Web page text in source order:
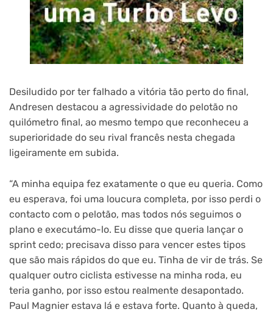
Desiludido por ter falhado a vitória tão perto do final,
Andresen destacou a agressividade do pelotão no
quilómetro final, ao mesmo tempo que reconheceu a
superioridade do seu rival francês nesta chegada
ligeiramente em subida.
“A minha equipa fez exatamente o que eu queria. Como
eu esperava, foi uma loucura completa, por isso perdi o
contacto com o pelotão, mas todos nós seguimos o
plano e executámo-lo. Eu disse que queria lançar o
sprint cedo; precisava disso para vencer estes tipos
que são mais rápidos do que eu. Tinha de vir de trás. Se
qualquer outro ciclista estivesse na minha roda, eu
teria ganho, por isso estou realmente desapontado.
Paul Magnier estava lá e estava forte. Quanto à queda,